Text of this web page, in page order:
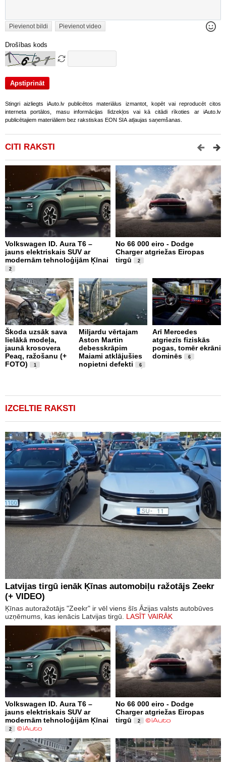
Pievienot bildi Pievienot video
Drošības kods
Stingri aizliegts iAuto.lv publicētos materiālus izmantot, kopēt vai reproducēt citos
interneta portālos, masu informācijas līdzekļos vai kā citādi rīkoties ar iAuto.lv
publicētajiem materiāliem bez rakstiskas EON SIA atļaujas saņemšanas.
CITI RAKSTI
Volkswagen ID. Aura T6 –
jauns elektriskais SUV ar
modernām tehnoloģijām Ķīnai
2
No 66 000 eiro - Dodge
Charger atgriežas Eiropas
tirgū
2
Škoda uzsāk sava
lielākā modeļa,
jaunā krosovera
Peaq, ražošanu (+
FOTO)
1
Miljardu vērtajam
Aston Martin
debesskrāpim
Maiami atklājušies
nopietni defekti
6
Arī Mercedes
atgriezīs fiziskās
pogas, tomēr ekrāni
dominēs
6
IZCELTIE RAKSTI
Latvijas tirgū ienāk Ķīnas automobiļu ražotājs Zeekr
(+ VIDEO)
Ķīnas autoražotājs "Zeekr" ir vēl viens šīs Āzijas valsts autobūves
uzņēmums, kas ienācis Latvijas tirgū. LASĪT VAIRĀK
Volkswagen ID. Aura T6 –
jauns elektriskais SUV ar
modernām tehnoloģijām Ķīnai
2
No 66 000 eiro - Dodge
Charger atgriežas Eiropas
tirgū
2